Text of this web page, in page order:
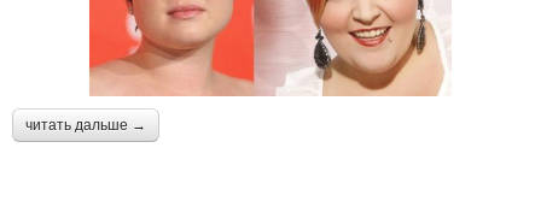
читать дальше →